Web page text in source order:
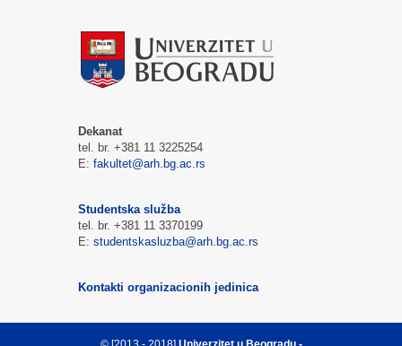
Dekanat
tel. br. +381 11 3225254
E: fakultet@arh.bg.ac.rs
Studentska služba
tel. br. +381 11 3370199
E: studentskasluzba@arh.bg.ac.rs
Kontakti organizacionih jedinica